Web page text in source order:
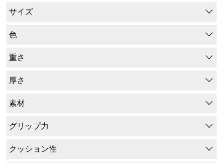
サイズ
色
重さ
厚さ
素材
グリップ力
クッション性